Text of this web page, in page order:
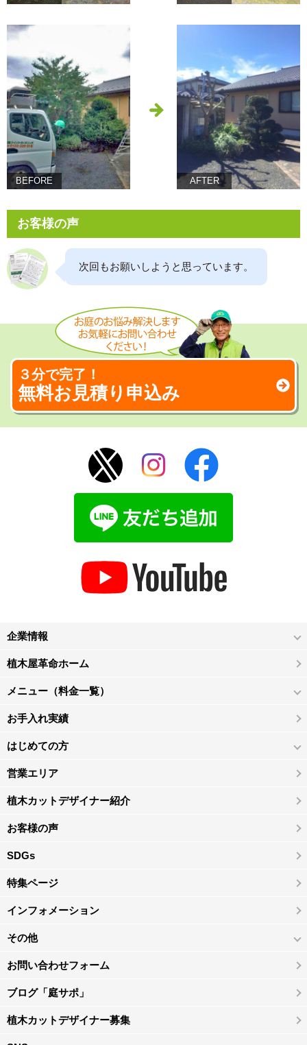
BEFORE AFTER
お客様の声
次回もお願いしようと思っています。
３分で完了！
無料お見積り申込み
企業情報
植木屋革命ホーム
メニュー（料金一覧）
お手入れ実績
はじめての方
営業エリア
植木カットデザイナー紹介
お客様の声
SDGs
特集ページ
インフォメーション
その他
お問い合わせフォーム
ブログ「庭サポ」
植木カットデザイナー募集